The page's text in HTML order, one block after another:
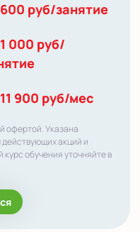
руб/занятие
000 руб/
900 руб/мес
офертой. Указана
акций и
обучения уточняйте в